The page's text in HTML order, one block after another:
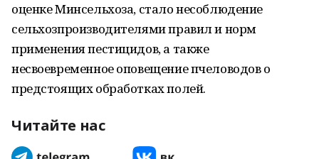
оценке Минсельхоза, стало несоблюдение
сельхозпроизводителями правил и норм
применения пестицидов, а также
несвоевременное оповещение пчеловодов о
предстоящих обработках полей.
Читайте нас